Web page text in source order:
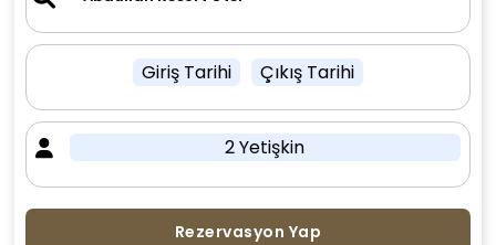
Giriş Tarihi Çıkış Tarihi
2 Yetişkin
Rezervasyon Yap